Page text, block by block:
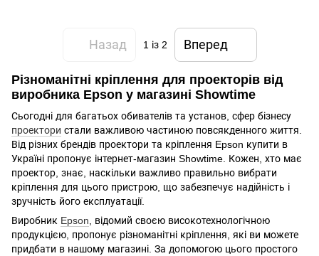
Назад 1із 2 Вперед
Різноманітні кріплення для проекторів від
виробника Epson у магазині Showtime
Сьогодні для багатьох обивателів та установ, сфер бізнесу
проектори стали важливою частиною повсякденного життя.
Від різних брендів проектори та кріплення Epson купити в
Україні пропонує інтернет-магазин Showtime. Кожен, хто має
проектор, знає, наскільки важливо правильно вибрати
кріплення для цього пристрою, що забезпечує надійність і
зручність його експлуатації.
Виробник Epson , відомий своєю високотехнологічною
продукцією, пропонує різноманітні кріплення, які ви можете
придбати в нашому магазині. За допомогою цього простого